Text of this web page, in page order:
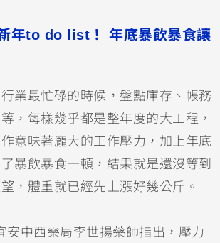
年to do list！ 年底暴飲暴食讓
業最忙碌的時候，盤點庫存、帳務
，每樣幾乎都是整年度的大工程，
意味著龐大的工作壓力，加上年底
暴飲暴食一頓，結果就是還沒等到
，體重就已經先上漲好幾公斤。
安中西藥局李世揚藥師指出，壓力